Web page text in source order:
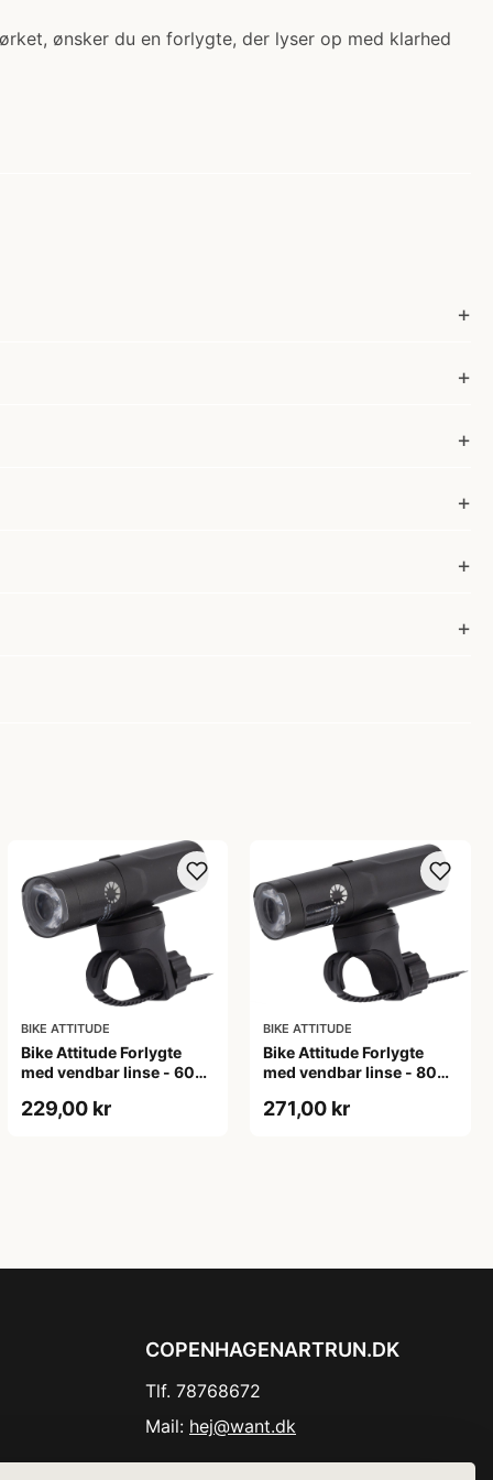
ønsker du en forlygte, der lyser op med klarhed
BIKE ATTITUDE
Bike Attitude Forlygte
med vendbar linse - 600
229,00 kr
BIKE ATTITUDE
Bike Attitude Forlygte
med vendbar linse - 800
271,00 kr
COPENHAGENARTRUN.DK
Tlf. 78768672
Mail: hej@want.dk